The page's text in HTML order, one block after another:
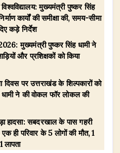
मुख्यमंत्री पुष्कर सिंह
कार्यों की समीक्षा की, समय-सीमा
कड़े निर्देश
मुख्यमंत्री पुष्कर सिंह धामी ने
और प्रशिक्षकों को किया
दिवस पर उत्तराखंड के शिल्पकारों को
धामी ने की वोकल फॉर लोकल की
हादसा: सबदरखाल के पास गहरी
ही परिवार के 5 लोगों की मौत, 1
लापता